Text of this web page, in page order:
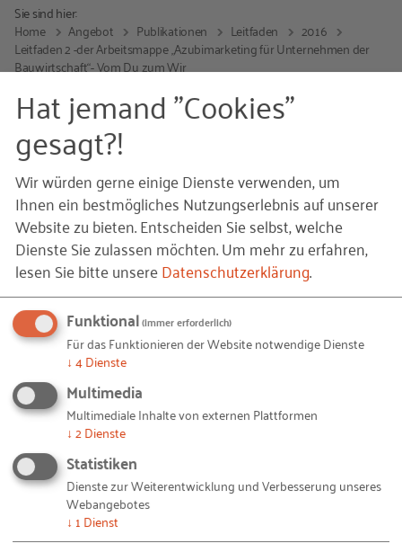
Sie sind hier:
Home
Angebot Publikationen Leitfaden
2016
Leitfaden 2 -der Arbeitsmappe „Azubimarketing für Unternehmen der
Bauwirtschaft“- Vom Du zum Wir
Der Leitfaden informiert Bauunternehmen wie
Jugendliche aktiv angesprochen werden können,
um sie für eine Bauausbildung zu begeistern. Es
werden von der ersten Berufsorientierung bis zum
Ausbildungsbeginn bewährte Wege und neue Ideen
für eine erfolgreiche Ansprache beschrieben. Auch
der Kontakt zu Schulen und Eltern wird in diesem
Leitfaden behandelt, ebenso wie der richtige
Umgang mit den Sozialen Medien.
Dieser Leitfaden Nr. 2 ist Bestandteil der
Arbeitsmappe „Azubimarketing für Unternehmen
der Bauwirtschaft“.
Weitere Bestandteile sind die Leitfäden:
Leitfaden 1:Bauberufe haben Zukunft Als
attraktiver Ausbildungsbetrieb bei Jugendlichen
groß rauskommen
Hat jemand "Cookies"
gesagt?!
Wir würden gerne einige Dienste verwenden, um
Ihnen ein bestmögliches Nutzungserlebnis auf unserer
Website zu bieten. Entscheiden Sie selbst, welche
Dienste Sie zulassen möchten.Um mehr zu erfahren,
lesen Sie bitte unsereDatenschutzerklärung.
Funktional(immer erforderlich)
Für das Funktionieren der Website notwendige Dienste
↓ 4Dienste
Multimedia
Multimediale Inhalte von externen Plattformen
↓ 2Dienste
Statistiken
Dienste zur Weiterentwicklung und Verbesserung unseres
Webangebotes
↓ 1 Dienst